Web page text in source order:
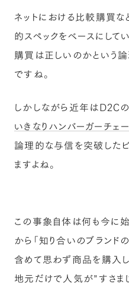
ネットにおける比較購買
的スペックをベースにして
購買は正しいのかという
ですね。
しかしながら近年はD2Cの
いきなりハンバーガーチェ
論理的な与信を突破した
ますよね。
この事象自体は何も今に始
から「知り合いのブラン
含めて思わず商品を購入し
地元だけで人気が”すさま